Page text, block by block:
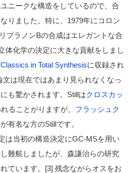
ニークな構造をしているので、合
りました。特に、1979年にコロン
プラノンBの合成はエレガントな合
体化学の決定に大きな貢献をしまし
Classics in Total Synthesisに収録され
は現在ではあまり見られなくなっ
も驚かされます。Stillはクロスカッ
ることがりますが、 フラッシュク
有名な方のStillです。
は当初の構造決定にGC-MSを用い
難航しましたが、森謙治らの研究
ています。[3] 残念ながらオスをお